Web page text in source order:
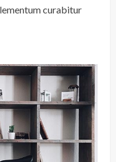
curabitur